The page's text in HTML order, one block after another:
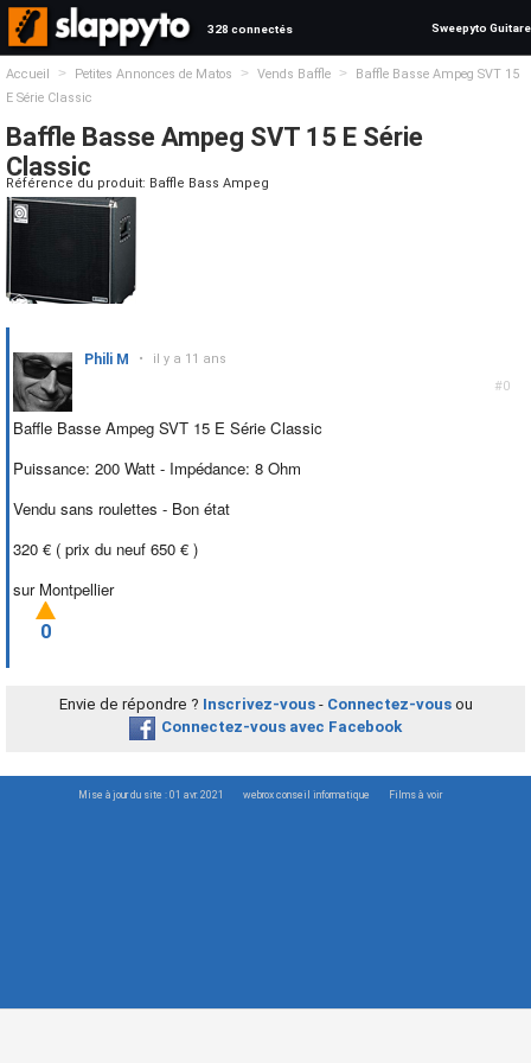
328 connectés Sweepyto Guitare
Accueil > Petites Annonces de Matos > Vends Baffle >
Baffle Basse Ampeg SVT 15
E Série Classic
Baffle Basse Ampeg SVT 15 E Série
Classic
Référence du produit: Baffle Bass Ampeg
#0
Phili M • il y a 11 ans
Baffle Basse Ampeg SVT 15 E Série Classic
Puissance: 200 Watt - Impédance: 8 Ohm
Vendu sans roulettes - Bon état
320 € ( prix du neuf 650 € )
sur Montpellier
0
Envie de répondre ? Inscrivez-vous- Connectez-vousou
Connectez-vous avec Facebook
Mise à jour du site : 01 avr. 2021 webrox conseil informatique Films à voir